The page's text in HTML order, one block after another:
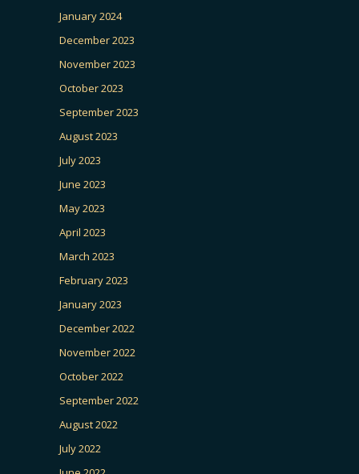
January 2024
December 2023
November 2023
October 2023
September 2023
August 2023
July 2023
June 2023
May 2023
April 2023
March 2023
February 2023
January 2023
December 2022
November 2022
October 2022
September 2022
August 2022
July 2022